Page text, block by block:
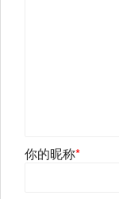
你的昵称*